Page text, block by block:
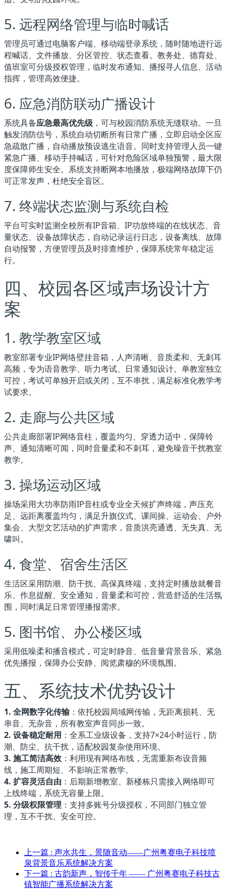
5. 远程网络管理与临时喊话
管理员可通过电脑客户端、移动端登录系统，随时随地进行远
程喊话、文件播放、分区管控、状态查看。教务处、德育处、
值班室可分级授权管理，临时发布通知、播报寻人信息、活动
指挥，管理高效便捷。
6. 应急消防联动广播设计
系统具备应急最高优先级，可与校园消防系统无缝联动。一旦
触发消防信号，系统自动切断所有日常广播，立即启动全区应
急疏散广播，自动播放预设逃生语音。同时支持管理人员一键
紧急广播、移动手持喊话，可针对危险区域单独预警，最大限
度保障师生安全。系统支持断网本地播放，极端网络故障下仍
可正常发声，杜绝安全盲区。
7. 终端状态监测与系统自检
平台可实时监测全校所有IP音箱、IP功放终端的在线状态、音
量状态、设备故障状态，自动记录运行日志，设备离线、故障
自动报警，方便管理员及时排查维护，保障系统常年稳定运
行。
四、校园各区域声场设计方
案
1. 教学教室区域
教室部署专业IP网络壁挂音箱，人声清晰、音质柔和、无刺耳
高频，专为语音教学、听力考试、日常通知设计。单教室独立
可控，考试可单独开启或关闭，互不串扰，满足标准化教学考
试要求。
2. 走廊与公共区域
公共走廊部署IP网络音柱，覆盖均匀、穿透力适中，保障铃
声、通知清晰可闻，同时音量柔和不刺耳，避免噪音干扰教室
教学。
3. 操场运动区域
操场采用大功率防雨IP音柱或专业全天候扩声终端，声压充
足、远距离覆盖均匀，满足升旗仪式、课间操、运动会、户外
集会、大型文艺活动的扩声需求，音质洪亮通透、无失真、无
啸叫。
4. 食堂、宿舍生活区
生活区采用防潮、防干扰、高保真终端，支持定时播放就餐音
乐、作息提醒、安全通知，音量柔和可控，营造舒适的生活氛
围，同时满足日常管理播报需求。
5. 图书馆、办公楼区域
采用低噪柔和播音模式，可定时静音、低音量背景音乐、紧急
优先播报，保障办公安静、阅览肃穆的环境氛围。
五、系统技术优势设计
1. 全网数字化传输：依托校园局域网传输，无距离损耗、无
串音、无杂音，所有教室声音同步一致。
2. 设备稳定耐用 ：全系工业级设备，支持7×24小时运行，防
潮、防尘、抗干扰，适配校园复杂使用环境。
3. 施工简洁高效：利用现有网络布线，无需重新布设音频
线，施工周期短、不影响正常教学。
4. 扩容灵活自由 ：后期新增教室、新楼栋只需接入网络即可
上线终端，系统无容量上限。
5. 分级权限管理：支持多账号分级授权，不同部门独立管
理，互不干扰、安全可控。
上一篇 : 声水共生，景随音动——广州粤赛电子科技喷
泉背景音乐系统解决方案
下一篇 : 古韵新声，智传千年 —— 广州粤赛电子科技古
镇智能广播系统解决方案